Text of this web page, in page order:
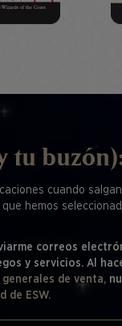
tu
cuando
hemos
correos
y servicios. Al
de venta,
de ESW.